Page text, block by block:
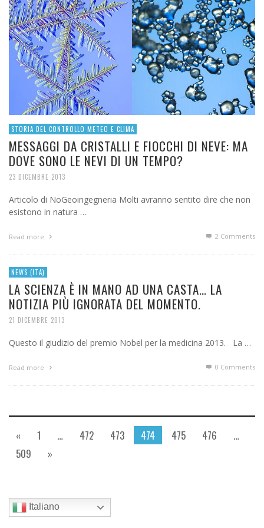
STORIA DEL CONTROLLO METEO E CLIMA
MESSAGGI DA CRISTALLI E FIOCCHI DI NEVE: MA
DOVE SONO LE NEVI DI UN TEMPO?
23 DICEMBRE 2013
Articolo di NoGeoingegneria Molti avranno sentito dire che non
esistono in natura …
Read more 2 Comments
NEWS (ITA)
LA SCIENZA È IN MANO AD UNA CASTA… LA
NOTIZIA PIÙ IGNORATA DEL MOMENTO.
21 DICEMBRE 2013
Questo il giudizio del premio Nobel per la medicina 2013. La …
Read more 0 Comments
« 1 … 472 473 474 475 476
…
509
»
Italiano